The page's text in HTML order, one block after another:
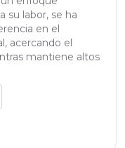
su labor, se ha
en el
acercando el
mantiene altos